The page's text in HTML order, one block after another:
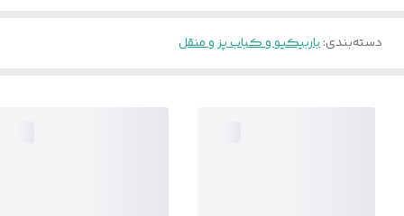
دسته‌بندی:باربیکیو و کباب پز و منقل